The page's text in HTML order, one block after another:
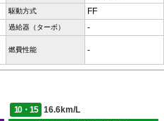
駆動方式 FF
過給器（ターボ） -
燃費性能 -
10・15
16.6km/L